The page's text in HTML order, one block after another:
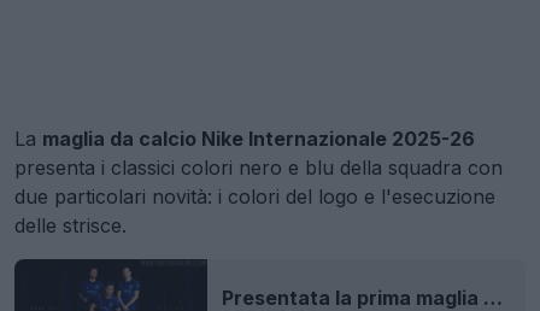
La maglia da calcio Nike Internazionale 2025-26
presenta i classici colori nero e blu della squadra con
due particolari novità: i colori del logo e l'esecuzione
delle strisce.
Presentata la prima maglia dell'Inter 25-26